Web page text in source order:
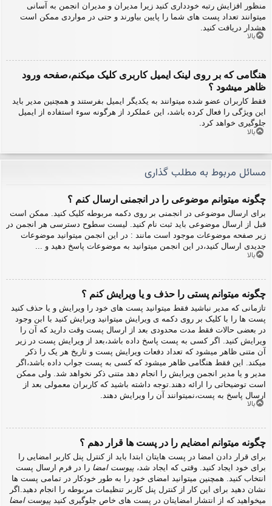
منظور افزایش رتبه خودداری کنید زیرا مدیران و مدیران انجمن به آسانی
میتوانند تعداد پست های شما را پایین بیاورند و حتی در مواردی ممکن است
هشدار دریافت کنید.
بالا
هنگامی که بر روی لینک ایمیل کاربری کلیک میکنم،صفحه ورود
ظاهر میشود ؟
فقط کاربران عضو شده میتوانند به یکدیگر ایمیل بفرستند و همچنین مدیر باید
این ویژگی را فعال کرده باشد، این عملکرد از هرگونه سوء استفاده از ایمیل
جلوگیری خواهد کرد.
بالا
مسائل مربوط به مطلب گذاری
چگونه میتوانم موضوعی را در انجمنی ارسال کنم ؟
برای ارسال موضوعی در انجمنی بر روی دکمه مربوطه کلیک کنید. ممکن است
قبل از ارسال موضوعی باید ثبت نام کنید. لیست سطوح دسترسی هر انجمن در
زیر صفحه موضوعات موجود است مانند : در این انجمن میتوانید موضوعات
جدیدی ارسال کنید،در این انجمن میتوانید به موضوعات پاسخ دهید و ...
بالا
چگونه میتوانم پستی را حذف و یا ویرایش کنم ؟
تازمانی که مدیر نباشید فقط میتوانید پست های خود را ویرایش و یا حذف کنید
پست ها را با کلیک بر روی دکمه ی ویرایش میتوانید ویرایش کنید با ابن وجود
در بعضی حالات فقط مدت محدودی بعد از ارسال پست وقت دارید که آن را
ویرایش کنید. اگر کسی به پست پاسخ داده باشد،بعد از ویرایش پست در زیر
آن متنی ظاهر میشود که تعداد دفعات ویرایش پست و تاریخ هر یک را ذکر
میکند. این فقط هنگامی ظاهر میشود که کسی به پست جواب داده باشد،اگر
مدیر و یا مدیر انجمن ویرایش را انجام دهد متنی ذکر نخواهد شد. ولی ممکن
است توضیحاتی را ارائه دهند.توجه داشته باشید که کاربران معمولی بعد از
ارسال پاسخ به پست،نمیتوانند آن را ویرایش دهند.
بالا
چگونه میتوانم امضایم را در پست ها قرار دهم ؟
برای قرار دادن امضا در پست هایتان ابتدا باید از کنترل پنل کاربر امضایی را
برای خود ایجاد کنید. وقتی که ایجاد شد، پیوست امضا را در فرم ارسال پست
انتخاب کنید. همچنین میتوانید امضای خود را به طور خودکار در تمامی پست ها
نشان دهید برای این کار از کنترل پنل کاربر تنظیمات مربوطه را انجام دهید.اگر
میخواهید که از انتشار امضایتان در پست های خاص جلوگیری کنید پیوست امضا